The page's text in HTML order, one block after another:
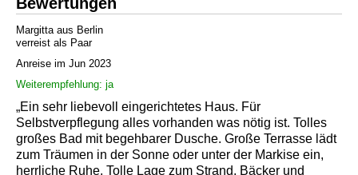
Margitta aus Berlin
verreist als Paar
Anreise im Jun 2023
Weiterempfehlung: ja
„Ein sehr liebevoll eingerichtetes Haus. Für
Selbstverpflegung alles vorhanden was nötig ist. Tolles
großes Bad mit begehbarer Dusche. Große Terrasse lädt
zum Träumen in der Sonne oder unter der Markise ein,
herrliche Ruhe. Tolle Lage zum Strand, Bäcker und